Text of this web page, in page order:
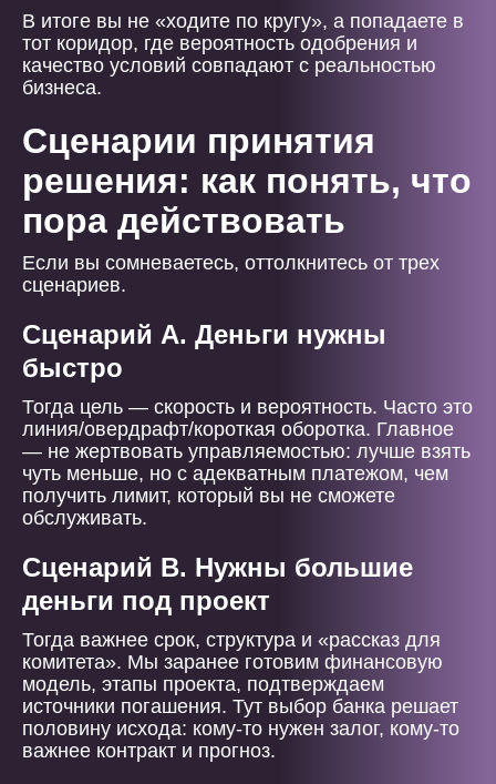
В итоге вы не «ходите по кругу», а попадаете в
тот коридор, где вероятность одобрения и
качество условий совпадают с реальностью
бизнеса.
Сценарии принятия
решения: как понять, что
пора действовать
Если вы сомневаетесь, оттолкнитесь от трех
сценариев.
Сценарий А. Деньги нужны
быстро
Тогда цель — скорость и вероятность. Часто это
линия/овердрафт/короткая оборотка. Главное
— не жертвовать управляемостью: лучше взять
чуть меньше, но с адекватным платежом, чем
получить лимит, который вы не сможете
обслуживать.
Сценарий B. Нужны большие
деньги под проект
Тогда важнее срок, структура и «рассказ для
комитета». Мы заранее готовим финансовую
модель, этапы проекта, подтверждаем
источники погашения. Тут выбор банка решает
половину исхода: кому-то нужен залог, кому-то
важнее контракт и прогноз.